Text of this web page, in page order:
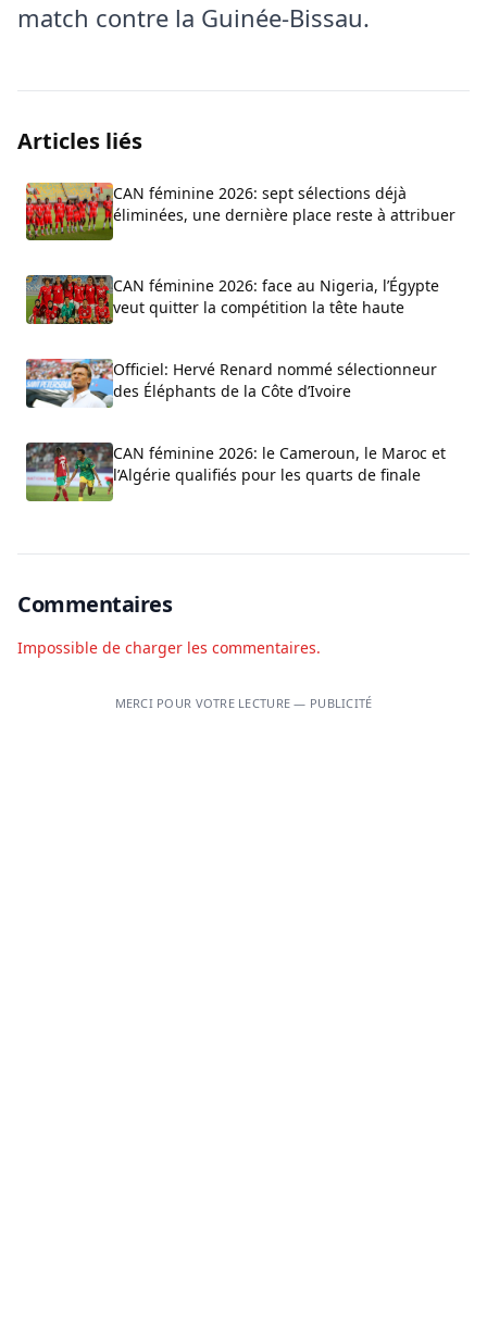
match contre la Guinée-Bissau.
Articles liés
CAN féminine 2026: sept sélections déjà
éliminées, une dernière place reste à attribuer
CAN féminine 2026: face au Nigeria, l’Égypte
veut quitter la compétition la tête haute
Officiel: Hervé Renard nommé sélectionneur
des Éléphants de la Côte d’Ivoire
CAN féminine 2026: le Cameroun, le Maroc et
l’Algérie qualifiés pour les quarts de finale
Commentaires
Impossible de charger les commentaires.
MERCI POUR VOTRE LECTURE — PUBLICITÉ